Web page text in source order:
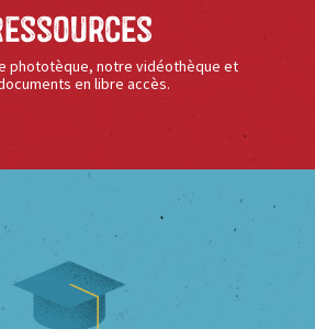
phototèque, notre vidéothèque et
en libre accès.